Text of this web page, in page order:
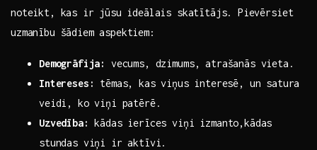
noteikt, kas ⁢ir⁢ jūsu ideālais skatītājs. ⁣Pievērsiet
uzmanību šādiem aspektiem:
Demogrāfija:
vecums, dzimums, atrašanās​ vieta.
Intereses:
tēmas,⁣ kas viņus interesē, un‍ satura
veidi, ko ‍viņi patērē.
Uzvedība: kādas ierīces viņi‍ izmanto,kādas
stundas viņi ‍ir aktīvi.